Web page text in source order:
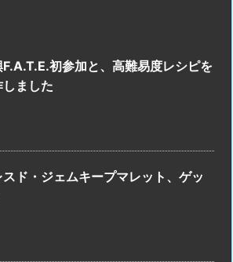
F.A.T.E.初参加と、高難易度レシピを
ました
スド・ジェムキープマレット、ゲッ